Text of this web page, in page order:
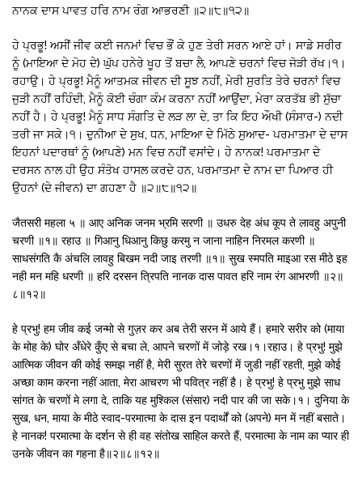
ਨਾਨਕ ਦਾਸ ਪਾਵਤ ਹਰਿ ਨਾਮ ਰੰਗ ਆਭਰਣੀ ॥੨॥੮॥੧੨॥
ਹੇ ਪ੍ਰਭੂ! ਅਸੀਂ ਜੀਵ ਕਈ ਜਨਮਾਂ ਵਿਚ ਭੌਂ ਕੇ ਹੁਣ ਤੇਰੀ ਸਰਨ ਆਏ ਹਾਂ। ਸਾਡੇ ਸਰੀਰ
ਨੂੰ (ਮਾਇਆ ਦੇ ਮੋਹ ਦੇ) ਘੁੱਪ ਹਨੇਰੇ ਖੂਹ ਤੋਂ ਬਚਾ ਲੈ, ਆਪਣੇ ਚਰਨਾਂ ਵਿਚ ਜੋੜੀ ਰੱਖ।੧।
ਰਹਾਉ। ਹੇ ਪ੍ਰਭੂ! ਮੈਨੂੰ ਆਤਮਕ ਜੀਵਨ ਦੀ ਸੂਝ ਨਹੀਂ, ਮੇਰੀ ਸੁਰਤਿ ਤੇਰੇ ਚਰਨਾਂ ਵਿਚ
ਜੁੜੀ ਨਹੀਂ ਰਹਿੰਦੀ, ਮੈਨੂੰ ਕੋਈ ਚੰਗਾ ਕੰਮ ਕਰਨਾ ਨਹੀਂ ਆਉਂਦਾ, ਮੇਰਾ ਕਰਤੱਬ ਭੀ ਸੁੱਚਾ
ਨਹੀਂ ਹੈ। ਹੇ ਪ੍ਰਭੂ! ਮੈਨੂੰ ਸਾਧ ਸੰਗਤਿ ਦੇ ਲੜ ਲਾ ਦੇ, ਤਾ ਕਿ ਇਹ ਔਖੀ (ਸੰਸਾਰ-) ਨਦੀ
ਤਰੀ ਜਾ ਸਕੇ।੧। ਦੁਨੀਆ ਦੇ ਸੁਖ, ਧਨ, ਮਾਇਆ ਦੇ ਮਿੱਠੇ ਸੁਆਦ- ਪਰਮਾਤਮਾ ਦੇ ਦਾਸ
ਇਹਨਾਂ ਪਦਾਰਥਾਂ ਨੂੰ (ਆਪਣੇ) ਮਨ ਵਿਚ ਨਹੀਂ ਵਸਾਂਦੇ। ਹੇ ਨਾਨਕ! ਪਰਮਾਤਮਾ ਦੇ
ਦਰਸਨ ਨਾਲ ਹੀ ਉਹ ਸੰਤੋਖ ਹਾਸਲ ਕਰਦੇ ਹਨ, ਪਰਮਾਤਮਾ ਦੇ ਨਾਮ ਦਾ ਪਿਆਰ ਹੀ
ਉਹਨਾਂ (ਦੇ ਜੀਵਨ) ਦਾ ਗਹਣਾ ਹੈ ॥੨॥੮॥੧੨॥
जैतसरी महला ५ ॥ आए अनिक जनम भ्रमि सरणी ॥ उधरु देह अंध कूप ते लावहु अपुनी
चरणी ॥१॥ रहाउ ॥ गिआनु धिआनु किछु करमु न जाना नाहिन निरमल करणी ॥
साधसंगति कै अंचलि लावहु बिखम नदी जाइ तरणी ॥१॥ सुख स्मपति माइआ रस मीठे इह
नही मन महि धरणी ॥ हरि दरसन त्रिपति नानक दास पावत हरि नाम रंग आभरणी ॥२॥
८॥१२॥
हे प्रभु! हम जीव कई जन्मो से गुज़र कर अब तेरी सरन में आये हैं। हमारे सरीर को (माया
के मोह के) घोर अँधेरे कुँए से बचा ले, आपने चरणों में जोड़े रख।१।रहाउ। हे प्रभु! मुझे
आत्मिक जीवन की कोई समझ नहीं है, मेरी सुरत तेरे चरणों में जुडी नहीं रहती, मुझे कोई
अच्छा काम करना नहीं आता, मेरा आचरण भी पवित्र नहीं है। हे प्रभु! हे प्रभु मुझे साध
सांगत के चरणों मे लगा दे, ताकि यह मुश्किल (संसार) नदी पार की जा सके।१। दुनिया के
सुख, धन, माया के मीठे स्वाद-परमात्मा के दास इन पदार्थों को (अपने) मन में नहीं बसाते।
हे नानक! परमात्मा के दर्शन से ही वह संतोख साहिल करते हैं, परमात्मा के नाम का प्यार ही
उनके जीवन का गहना है॥२॥८॥१२॥